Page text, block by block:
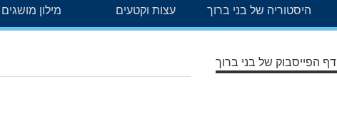
מילון מושגים עצות וקטעים היסטוריה של בני ברוך
דף הפייסבוק של בני ברוך